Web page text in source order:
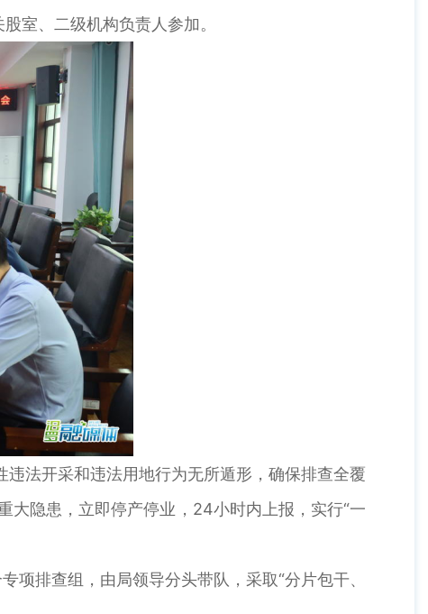
室、二级机构负责人参加。
法开采和违法用地行为无所遁形，确保排查全覆
大隐患，立即停产停业，24小时内上报，实行“一
排查组，由局领导分头带队，采取“分片包干、